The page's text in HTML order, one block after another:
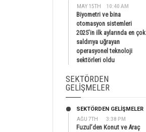
MAY 15TH 10:40 AM
Biyometri ve bina
otomasyon sistemleri
2025’in ilk aylarında en çok
saldırıya uğrayan
operasyonel teknoloji
sektörleri oldu
SEKTÖRDEN
GELIŞMELER
AĞU 7TH 3:38 PM
SEKTÖRDEN GELIŞMELER
Fuzul’den Konut ve Araç